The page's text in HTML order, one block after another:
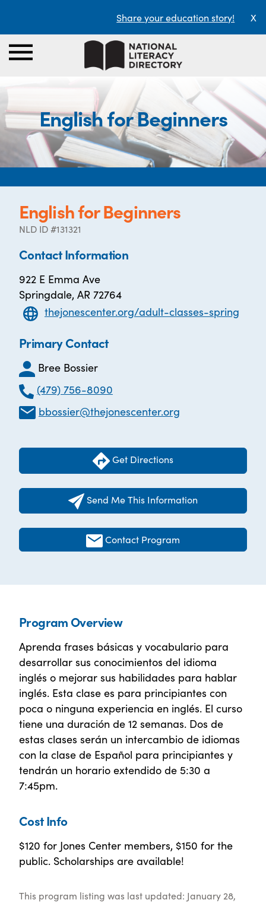
Share your education story! X
English for Beginners
English for Beginners
NLD ID #131321
Contact Information
922 E Emma Ave
Springdale, AR 72764
thejonescenter.org/adult-classes-spring
Primary Contact
Bree Bossier
(479) 756-8090
bbossier@thejonescenter.org
Get Directions
Send Me This Information
Contact Program
Program Overview
Aprenda frases básicas y vocabulario para
desarrollar sus conocimientos del idioma
inglés o mejorar sus habilidades para hablar
inglés. Esta clase es para principiantes con
poca o ninguna experiencia en inglés. El curso
tiene una duración de 12 semanas. Dos de
estas clases serán un intercambio de idiomas
con la clase de Español para principiantes y
tendrán un horario extendido de 5:30 a
7:45pm.
Cost Info
$120 for Jones Center members, $150 for the
public. Scholarships are available!
This program listing was last updated: January 28,